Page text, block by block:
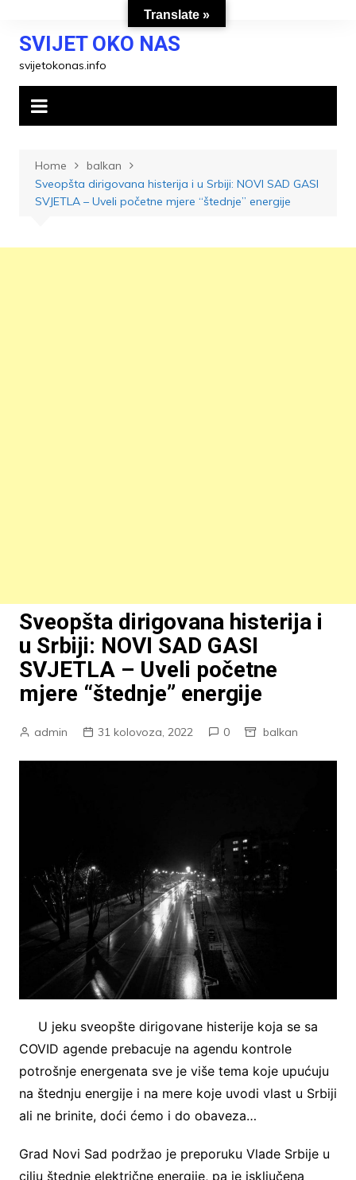
contentSVIJET OKO NAS
svijetokonas.info
Home
balkan
Sveopšta dirigovana histerija i u Srbiji: NOVI SAD GASI
SVJETLA – Uveli početne mjere “štednje” energije
Sveopšta dirigovana histerija i
u Srbiji: NOVI SAD GASI
SVJETLA – Uveli početne
mjere “štednje” energije
admin 31 kolovoza, 2022 0 balkan
U jeku sveopšte dirigovane histerije koja se sa
COVID agende prebacuje na agendu kontrole
potrošnje energenata sve je više tema koje upućuju
na štednju energije i na mere koje uvodi vlast u Srbiji
ali ne brinite, doći ćemo i do obaveza…
Grad Novi Sad podržao je preporuku Vlade Srbije u
cilju štednje električne energije, pa je isključena
Translate »